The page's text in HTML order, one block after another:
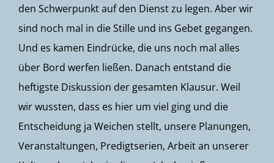
den Schwerpunkt auf den Dienst zu legen. Aber wir
sind noch mal in die Stille und ins Gebet gegangen.
Und es kamen Eindrücke, die uns noch mal alles
über Bord werfen ließen. Danach entstand die
heftigste Diskussion der gesamten Klausur. Weil
wir wussten, dass es hier um viel ging und die
Entscheidung ja Weichen stellt, unsere Planungen,
Veranstaltungen, Predigtserien, Arbeit an unserer